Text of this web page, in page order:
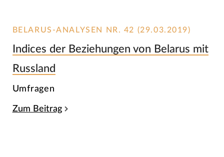
BELARUS-ANALYSEN NR. 42 (29.03.2019)
Indices der Beziehungen von Belarus mit
Russland
Umfragen
Zum Beitrag